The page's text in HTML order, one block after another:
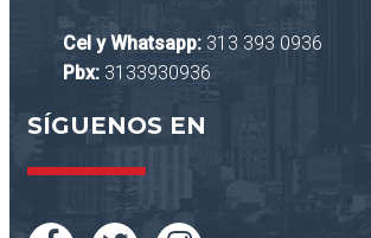
Cel y Whatsapp: 313 393 0936
Pbx: 3133930936
SÍGUENOS EN